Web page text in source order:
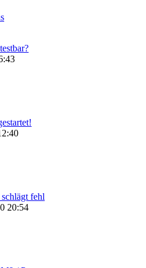
fehl
20:54